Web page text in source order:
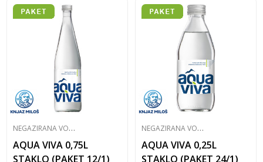
N
EGAZIRANA VODA
AQUA VIVA 0,75L
STAKLO (PAKET 12/1)
N
EGAZIRANA VODA
AQUA VIVA 0,25L
STAKLO (PAKET 24/1)